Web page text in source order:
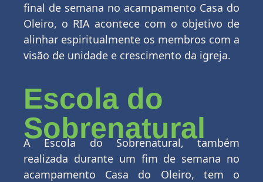
final de semana no acampamento Casa do
Oleiro, o RIA acontece com o objetivo de
alinhar espiritualmente os membros com a
visão de unidade e crescimento da igreja.
Escola do
Sobrenatural
A Escola do Sobrenatural, também
realizada durante um fim de semana no
acampamento Casa do Oleiro, tem o